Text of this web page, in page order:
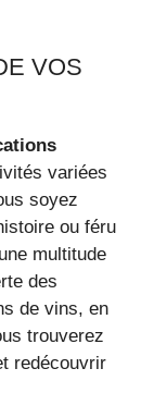
VOS
variées
soyez
ou féru
multitude
des
de vins, en
trouverez
redécouvrir